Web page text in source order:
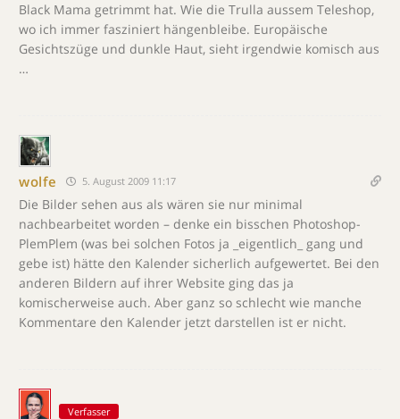
Black Mama getrimmt hat. Wie die Trulla aussem Teleshop,
wo ich immer fasziniert hängenbleibe. Europäische
Gesichtszüge und dunkle Haut, sieht irgendwie komisch aus
…
wolfe 5. August 2009 11:17
Die Bilder sehen aus als wären sie nur minimal
nachbearbeitet worden – denke ein bisschen Photoshop-
PlemPlem (was bei solchen Fotos ja _eigentlich_ gang und
gebe ist) hätte den Kalender sicherlich aufgewertet. Bei den
anderen Bildern auf ihrer Website ging das ja
komischerweise auch. Aber ganz so schlecht wie manche
Kommentare den Kalender jetzt darstellen ist er nicht.
Verfasser